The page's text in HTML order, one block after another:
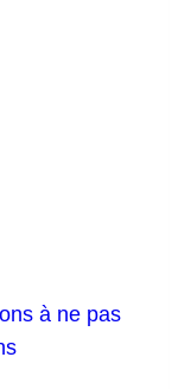
à ne pas